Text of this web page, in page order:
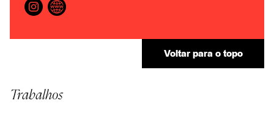
Voltar para o topo
Trabalhos